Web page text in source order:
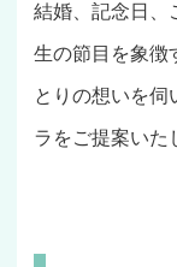
結婚、記念日、
生の節目を象徴
とりの想いを伺
ラをご提案いた